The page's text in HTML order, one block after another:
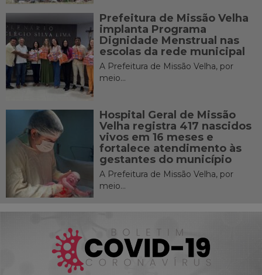
Prefeitura de Missão Velha
implanta Programa
Dignidade Menstrual nas
escolas da rede municipal
A Prefeitura de Missão Velha, por
meio...
Hospital Geral de Missão
Velha registra 417 nascidos
vivos em 16 meses e
fortalece atendimento às
gestantes do município
A Prefeitura de Missão Velha, por
meio...